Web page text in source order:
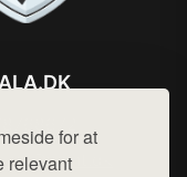
for at
relevant
hej@want.dk